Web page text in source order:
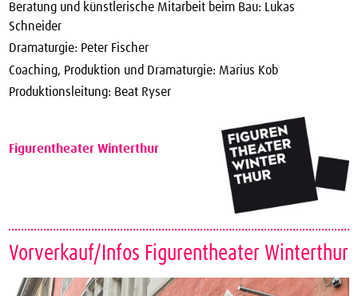
Beratung und künstlerische Mitarbeit beim Bau: Lukas
Schneider
Dramaturgie: Peter Fischer
Coaching, Produktion und Dramaturgie: Marius Kob
Produktionsleitung: Beat Ryser
Figurentheater Winterthur
Vorverkauf/Infos Figurentheater Winterthur